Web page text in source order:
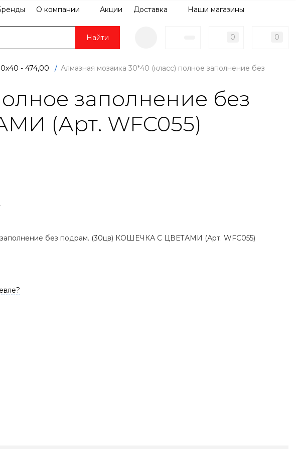
О компании Акции Доставка Наши магазины
0 0
Найти
- 474,00 / Алмазная мозаика 30*40 (класс) полное заполнение без
заполнение без
(Арт. WFC055)
заполнение без подрам. (30цв) КОШЕЧКА С ЦВЕТАМИ (Арт. WFC055)